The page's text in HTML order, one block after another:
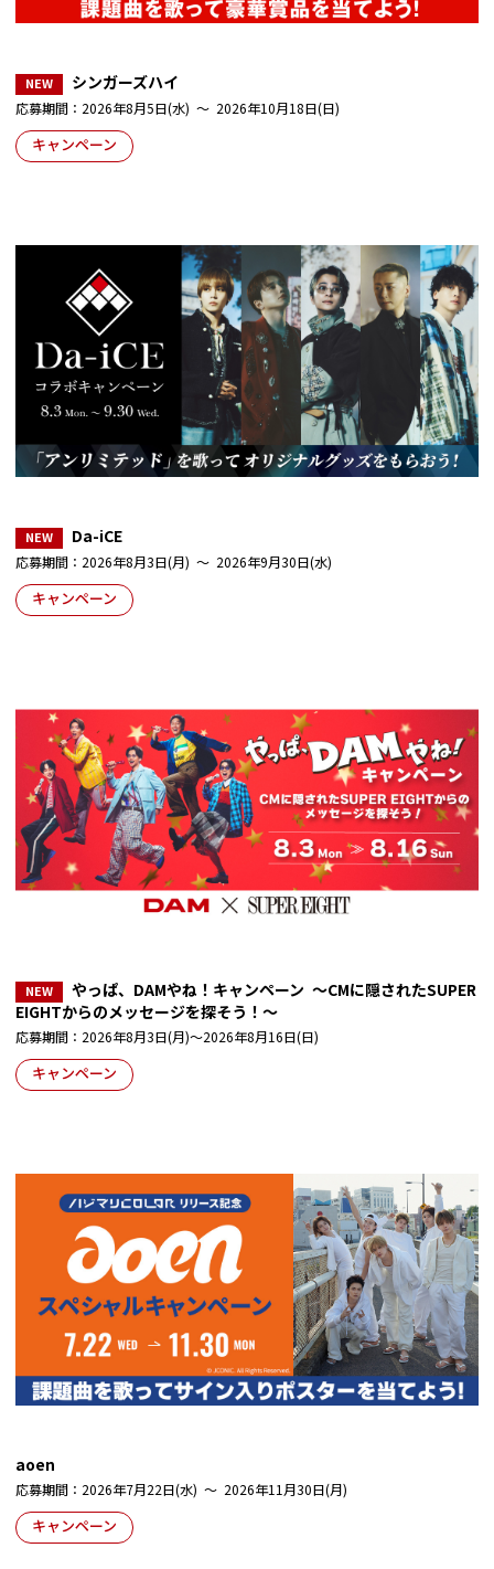
シンガーズハイ
応募期間：2026年8月5日(水) ～ 2026年10月18日(日)
キャンペーン
Da-iCE
応募期間：2026年8月3日(月) ～ 2026年9月30日(水)
キャンペーン
やっぱ、DAMやね！キャンペーン ～CMに隠されたSUPER
EIGHTからのメッセージを探そう！～
応募期間：2026年8月3日(月)～2026年8月16日(日)
キャンペーン
aoen
応募期間：2026年7月22日(水) ～ 2026年11月30日(月)
キャンペーン